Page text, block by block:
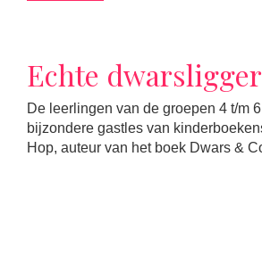
Echte
De leerlingen van de groepen 4 t/m
bijzondere gastles van
Hop, auteur van het boek Dwars &